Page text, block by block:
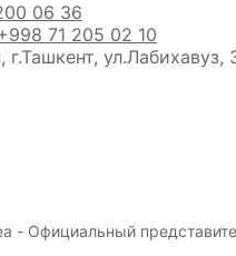
06 36
71 205 02 10
ул.Лабихавуз,
- Официальный